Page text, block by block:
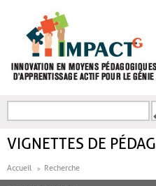
FORMULAIRE DE
VIGNETTES DE
Accueil Recherche